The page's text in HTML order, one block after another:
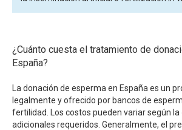
¿Cuánto cuesta el tratamiento de
España?
La donación de esperma en España es un
legalmente y ofrecido por bancos de
fertilidad. Los costos pueden variar según la
adicionales requeridos. Generalmente, el